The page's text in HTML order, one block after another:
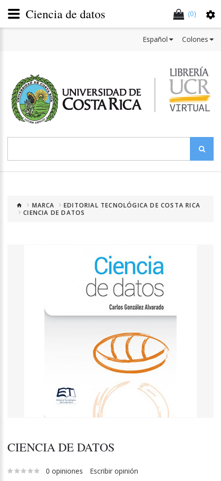
(0)
Colones
Español
MARCA
EDITORIAL TECNOLÓGICA DE COSTA RICA
CIENCIA DE DATOS
CIENCIA DE DATOS
0 opiniones Escribir opinión
Ciencia de datos